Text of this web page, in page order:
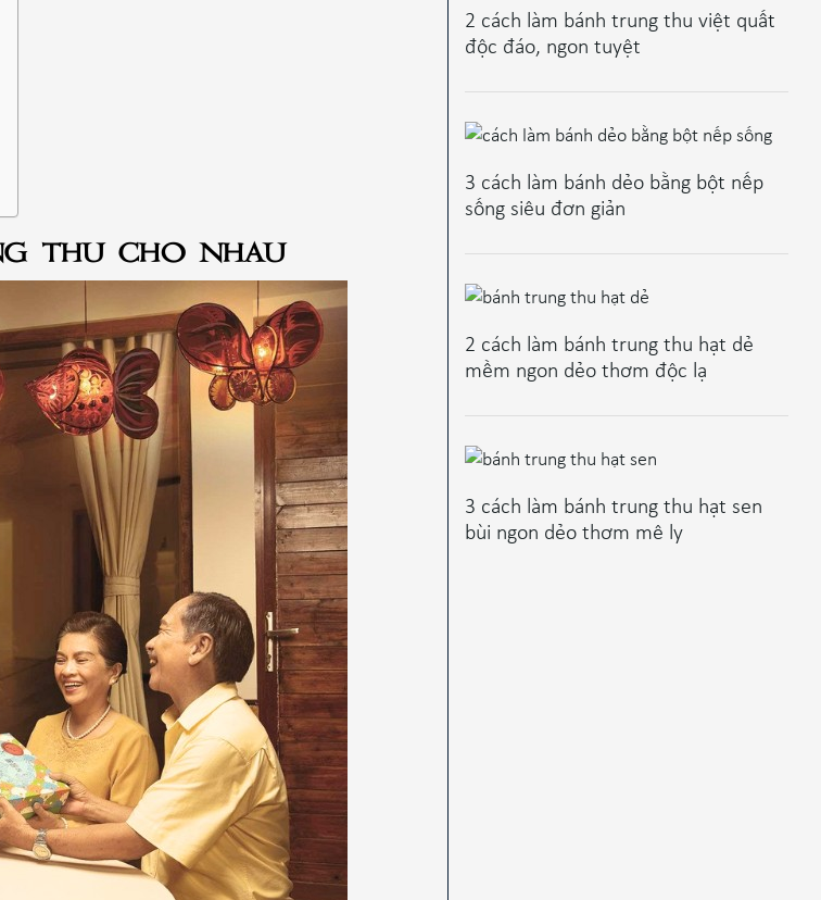
thu cho nhau
2 cách làm bánh trung thu việt quất
độc đáo, ngon tuyệt
3 cách làm bánh dẻo bằng bột nếp
sống siêu đơn giản
2 cách làm bánh trung thu hạt dẻ
mềm ngon dẻo thơm độc lạ
3 cách làm bánh trung thu hạt sen
bùi ngon dẻo thơm mê ly